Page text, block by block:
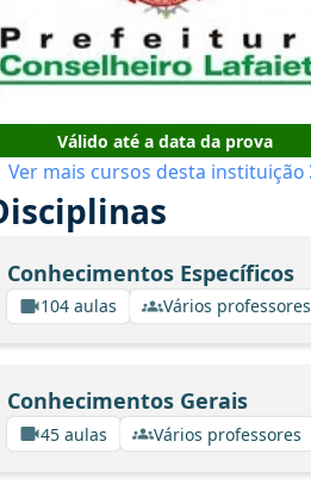
Válido até a data da prova
Ver mais cursos desta instituição
Conhecimentos Específicos
104 aulas Vários professores
Conhecimentos Gerais
45 aulas Vários professores